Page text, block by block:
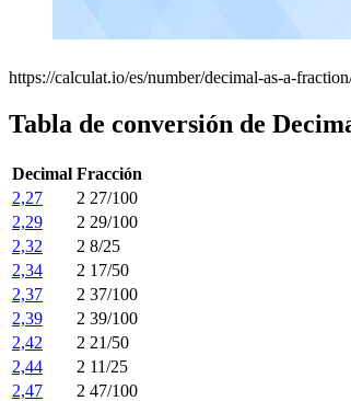
https://calculat.io/es/number/decimal-as-a-
Tabla de conversión de
Decimal Fracción
2,27
2 27/100
2,29
2 29/100
2,32
2 8/25
2,34
2 17/50
2,37
2 37/100
2,39
2 39/100
2,42
2 21/50
2,44
2 11/25
2,47
2 47/100